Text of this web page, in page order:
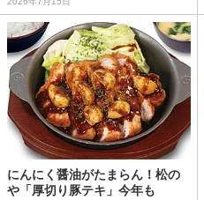
にんにく醤油がたまらん！松の
や「厚切り豚テキ」今年も